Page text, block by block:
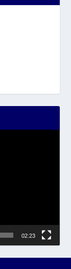
02:23